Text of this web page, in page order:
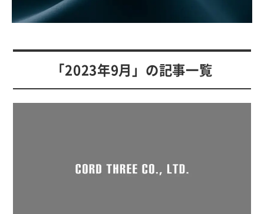
「2023年9月」の記事一覧